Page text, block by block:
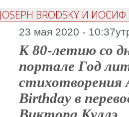
BRODSKY И
23 мая 2020 -
К 80-летию со
портале Год
стихотворения
Birthday в